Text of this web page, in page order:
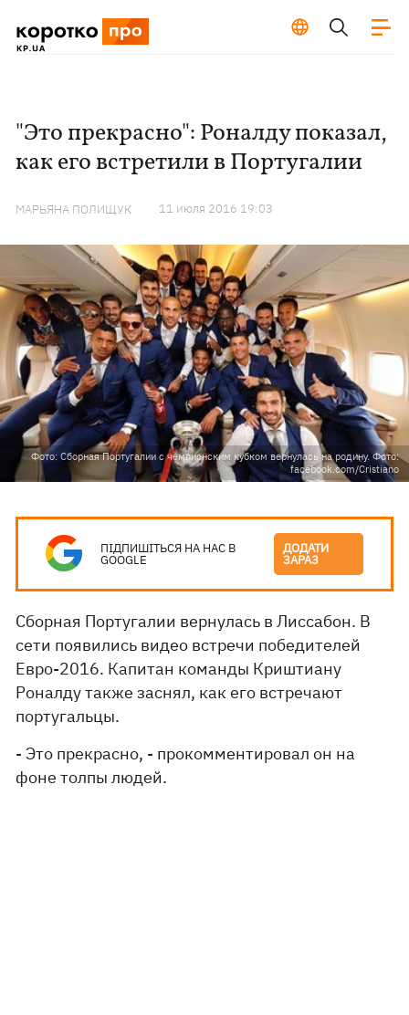
"Это прекрасно": Роналду показал,
как его встретили в Португалии
МАРЬЯНА ПОЛИЩУК 11 июля 2016 19:03
Фото: Сборная Португалии с чемпионским кубком вернулась на родину. Фото:
facebook.com/Cristiano
ПІДПИШІТЬСЯ НА НАС В
GOOGLE
ДОДАТИ
ЗАРАЗ
Сборная Португалии вернулась в Лиссабон. В
сети появились видео встречи победителей
Евро-2016. Капитан команды Криштиану
Роналду также заснял, как его встречают
португальцы.
- Это прекрасно, - прокомментировал он на
фоне толпы людей.